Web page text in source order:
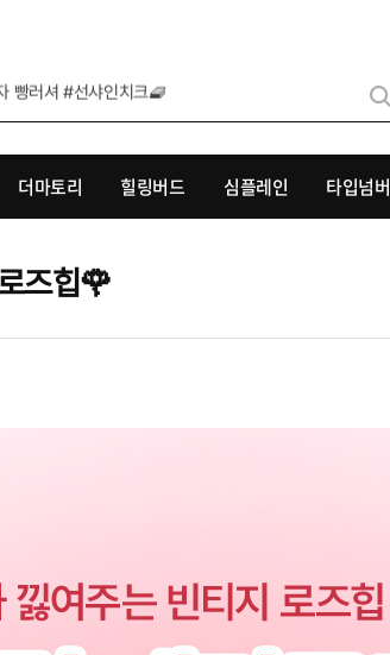
] 여름 피부 생존 대작전🌴
더마토리 힐링버드 심플레인 타입넘버
즈힙🌹